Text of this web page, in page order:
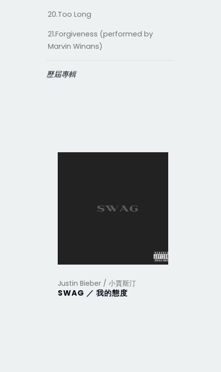
20.Too Long
21.Forgiveness (performed by
Marvin Winans)
歷屆專輯
Justin Bieber / 小賈斯汀
SWAG ／ 我的態度